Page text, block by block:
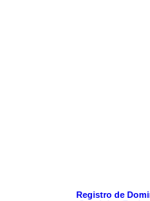
Registro de